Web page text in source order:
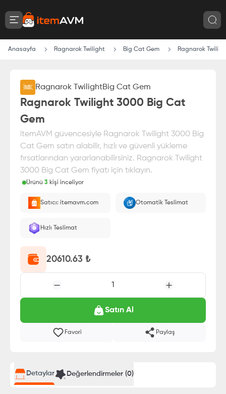
Anasayfa Ragnarok Twilight Big Cat Gem Ragnarok
Ragnarok TwilightBig Cat Gem
Ragnarok Twilight 3000 Big Cat
Gem
itemAVM güvencesiyle Ragnarok Twilight 3000 Big
Cat Gem satın alabilir, hızlı ve güvenli yükleme
fırsatlarından yararlanabilirsiniz. Ragnarok Twilight
3000 Big Cat Gem fiyatı için tıklayın.
Ürünü 3 kişi inceliyor
E-Pin olarak yüklenir.
Satıcı: itemavm.com Otomatik Teslimat
Hızlı Teslimat
20610.63 ₺
1
Satın Al
Favori Paylaş
Detaylar Değerlendirmeler (0)